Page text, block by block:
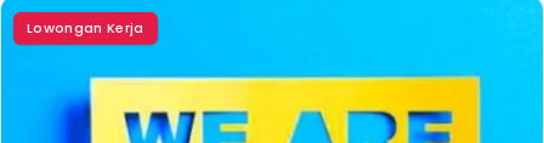
Lowongan Kerja